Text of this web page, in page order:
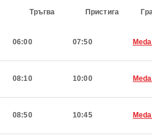
Тръгва Пристига
06:00 07:50
08:10 10:00
08:50 10:45